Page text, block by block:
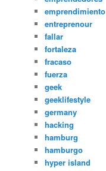
emprendimiento
entreprenour
fallar
fortaleza
fracaso
fuerza
geek
geeklifestyle
germany
hacking
hamburg
hamburgo
hyper island